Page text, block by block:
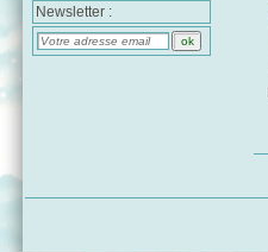
Newsletter :